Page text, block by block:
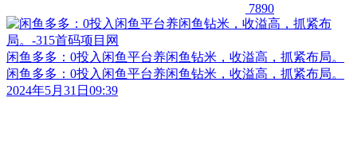
7890
闲鱼多多：0投入闲鱼平台养闲鱼钻米，收溢高，抓紧布局。
闲鱼多多：0投入闲鱼平台养闲鱼钻米，收溢高，抓紧布局。
2024年5月31日09:39